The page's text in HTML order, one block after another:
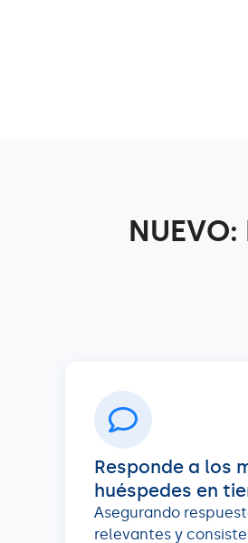
Responde a los
huéspedes en
Аsegurando
relevantes y